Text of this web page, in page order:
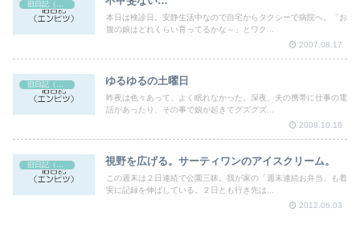
旧日記（エンピツ）
本日は検診日。安静生活中なので自宅からタクシーで病院へ。「お
腹の娘はどれくらい育ってるかな～」とワク...
2007.08.17
旧日記（エンピツ） ゆるゆるの土曜日
昨夜は色々あって、よく眠れなかった。深夜、夫の携帯に仕事の電
話があったり、その事で娘が起きてグズグズ...
2008.10.18
視野を広げる。サーティワンのアイスクリーム。
この週末は２日連続で公園三昧。我が家の「週末連続お弁当」も着
実に記録を伸ばしている。２日とも行き先は...
2012.06.03